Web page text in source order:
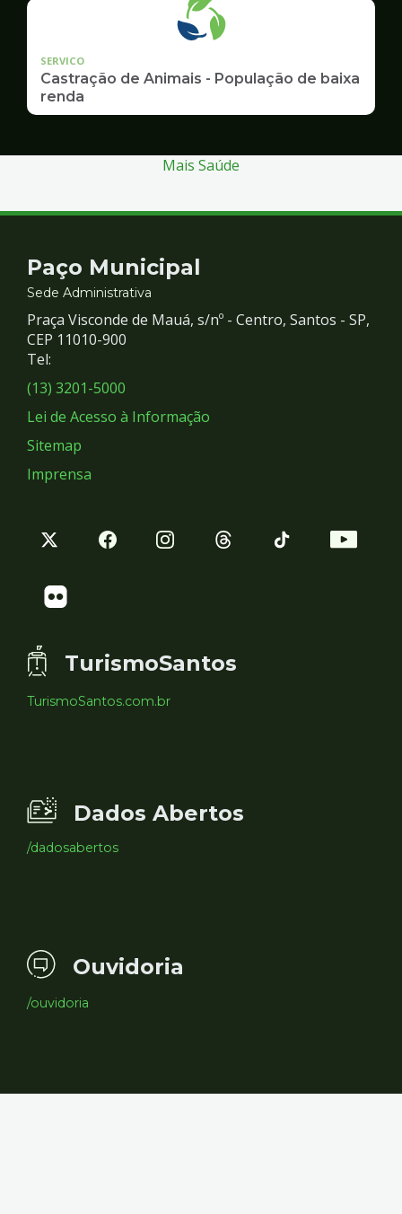
SERVICO
Castração de Animais - População de baixa
renda
Mais Saúde
Contato
e
Redes
Sociais
Paço Municipal
Sede Administrativa
Praça Visconde de Mauá, s/nº - Centro, Santos - SP,
CEP 11010-900
Tel:
(13) 3201-5000
Lei de Acesso à Informação
Sitemap
Imprensa
TurismoSantos
TurismoSantos.com.br
Dados Abertos
/dadosabertos
Ouvidoria
/ouvidoria